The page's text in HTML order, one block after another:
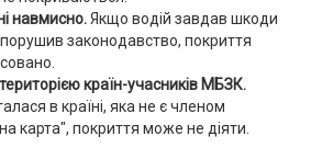
навмисно.Якщо водій завдав шкоди
законодавство, покриття
країн-учасників МБЗК.
в країні, яка не є членом
карта", покриття може не діяти.